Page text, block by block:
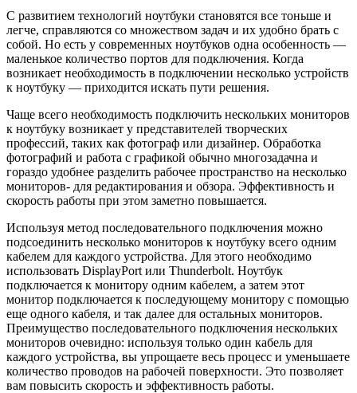
С развитием технологий ноутбуки становятся все тоньше и
легче, справляются со множеством задач и их удобно брать с
собой. Но есть у современных ноутбуков одна особенность —
маленькое количество портов для подключения. Когда
возникает необходимость в подключении несколько устройств
к ноутбуку — приходится искать пути решения.
Чаще всего необходимость подключить нескольких мониторов
к ноутбуку возникает у представителей творческих
профессий, таких как фотограф или дизайнер. Обработка
фотографий и работа с графикой обычно многозадачна и
гораздо удобнее разделить рабочее пространство на несколько
мониторов- для редактирования и обзора. Эффективность и
скорость работы при этом заметно повышается.
Используя метод последовательного подключения можно
подсоединить несколько мониторов к ноутбуку всего одним
кабелем для каждого устройства. Для этого необходимо
использовать DisplayPort или Thunderbolt. Ноутбук
подключается к монитору одним кабелем, а затем этот
монитор подключается к последующему монитору с помощью
еще одного кабеля, и так далее для остальных мониторов.
Преимущество последовательного подключения нескольких
мониторов очевидно: используя только один кабель для
каждого устройства, вы упрощаете весь процесс и уменьшаете
количество проводов на рабочей поверхности. Это позволяет
вам повысить скорость и эффективность работы.